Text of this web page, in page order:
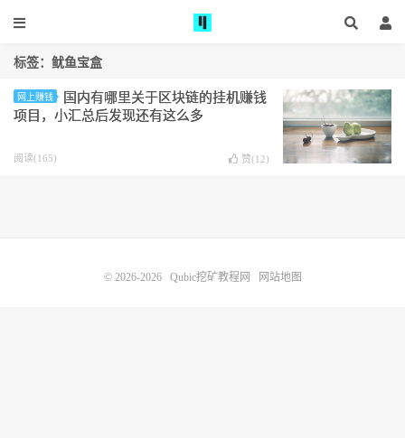
标签：鱿鱼宝盒
网上赚钱
国内有哪里关于区块链的挂机赚钱
项目，小汇总后发现还有这么多
阅读(165) 赞(12)
© 2026-2026 Qubic挖矿教程网 网站地图